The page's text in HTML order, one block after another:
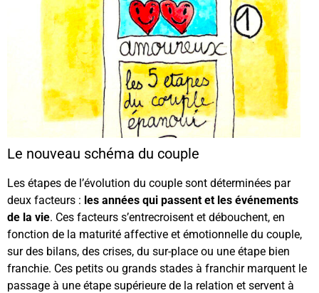
Le nouveau schéma du couple
Les étapes de l’évolution du couple sont déterminées par
deux facteurs : les années qui passent et les événements
de la vie. Ces facteurs s’entrecroisent et débouchent, en
fonction de la maturité affective et émotionnelle du couple,
sur des bilans, des crises, du sur-place ou une étape bien
franchie. Ces petits ou grands stades à franchir marquent le
passage à une étape supérieure de la relation et servent à